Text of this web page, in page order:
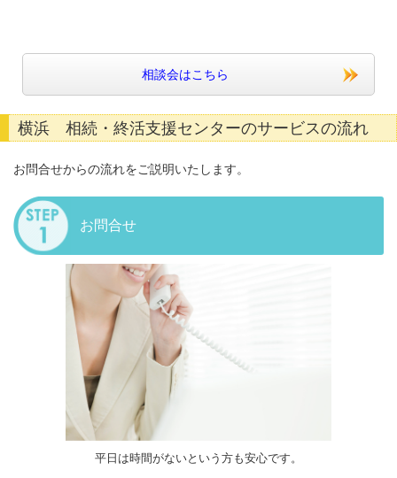
相談会はこちら
横浜 相続・終活支援センターのサービスの流れ
お問合せからの流れをご説明いたします。
お問合せ
平日は時間がないという方も安心です。